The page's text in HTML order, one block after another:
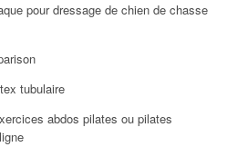
pour dressage de chien de chasse
tubulaire
abdos pilates ou pilates